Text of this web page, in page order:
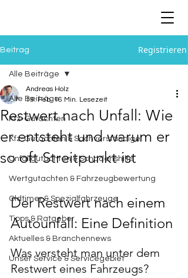
Beitrag Registrieren
Alle Beiträge
Kfz-Gutachten
Kfz-Gutachten & Sachverständige
Unfallgutachten & Schadenshilfe
Wertgutachten & Fahrzeugbewertung
Oldtimer & Spezialfahrzeuge
Tipps & Ratgeber
Aktuelles & Branchennews
Unser Service & Servicegebiet
Alle Beiträge
Restwert nach Unfall: Wie
er entsteht und warum er
so oft Streitpunkt ist
Andreas Holz
19. Feb. 16 Min. Lesezeit
Der Restwert nach einem
Autounfall: Eine Definition
Was versteht man unter dem
Restwert eines Fahrzeugs?